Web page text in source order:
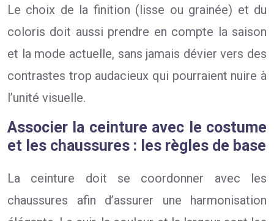
Le choix de la finition (lisse ou grainée) et du
coloris doit aussi prendre en compte la saison
et la mode actuelle, sans jamais dévier vers des
contrastes trop audacieux qui pourraient nuire à
l’unité visuelle.
Associer la ceinture avec le costume
et les chaussures : les règles de base
La ceinture doit se coordonner avec les
chaussures afin d’assurer une harmonisation